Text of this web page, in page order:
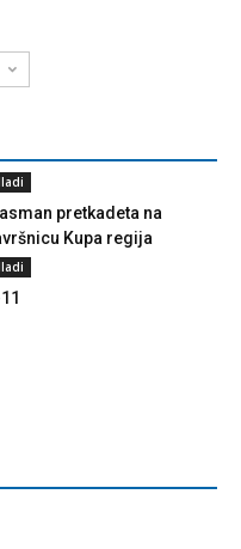
pretkadeta na
Kupa regija